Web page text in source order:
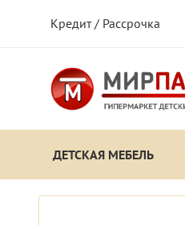
Кредит / Рассрочка
ДЕТСКАЯ МЕБЕЛЬ